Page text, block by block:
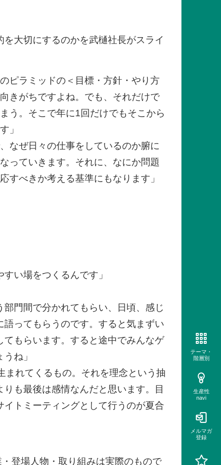
大切にするのかを武樋社長がスライ
ピラミッドの＜目標・方針・やり方
きがちですよね。でも、それだけで
う。そこで年に1回だけでもそこから
」
なぜ日々の仕事をしているのか腑に
っていきます。それに、なにか問題
すべきか考える基準にもなります」
い場をつくるんです」
門間で分かれてもらい、日頃、感じ
ってもらうのです。すると気まずい
もらいます。すると途中でみんなゲ
ね」
まれてくるもの。それを理念という抽
も最後は感情なんだと思います。目
トミーティングとして行うのが夏合
登場人物・取り組みは実際のもので
テーマ・
階層別
生産性
navi
メルマガ
登録